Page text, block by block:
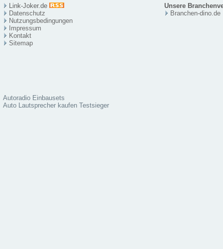
Link-Joker.de
Unsere
Datenschutz
Nutzungsbedingungen
Impressum
Kontakt
Sitemap
Branchen-dino.de
Autoradio Einbausets
Auto Lautsprecher kaufen Testsieger